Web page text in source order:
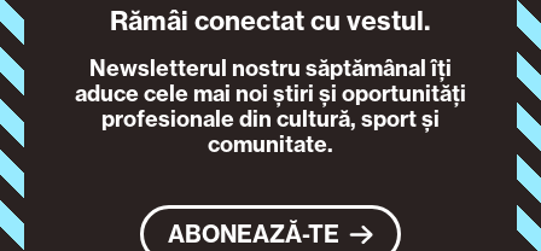
Rămâi conectat cu vestul.
Newsletterul nostru săptămânal îți
aduce cele mai noi știri și oportunități
profesionale din cultură, sport și
comunitate.
ABONEAZĂ-TE